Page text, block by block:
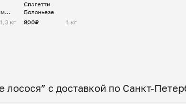
1,3 кг
Спагетти
Болоньезе
800₽
1 кг
с доставкой по Санкт-